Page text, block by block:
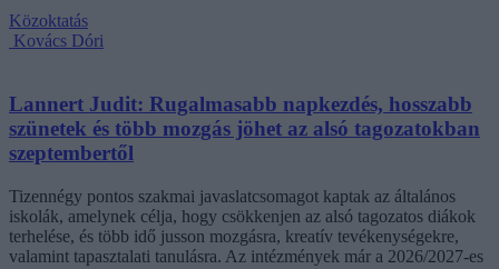
Közoktatás
Kovács Dóri
Lannert Judit: Rugalmasabb napkezdés, hosszabb
szünetek és több mozgás jöhet az alsó tagozatokban
szeptembertől
Tizennégy pontos szakmai javaslatcsomagot kaptak az általános
iskolák, amelynek célja, hogy csökkenjen az alsó tagozatos diákok
terhelése, és több idő jusson mozgásra, kreatív tevékenységekre,
valamint tapasztalati tanulásra. Az intézmények már a 2026/2027-es